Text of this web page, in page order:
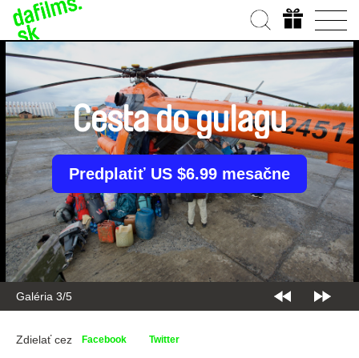
Galéria 3/5
Cesta do gulagu
Predplatiť US $6.99 mesačne
Zdielať cez Facebook Twitter